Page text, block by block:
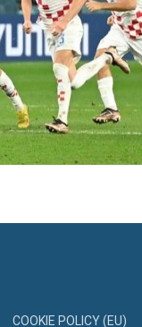
COOKIE POLICY (EU)